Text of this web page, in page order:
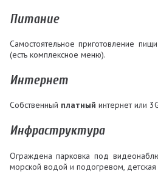
Питание
Самостоятельное приготовление
(есть комплексное меню).
Интернет
Собственный платный интернет или
Инфраструктура
Ограждена парковка под
морской водой и подогревом,